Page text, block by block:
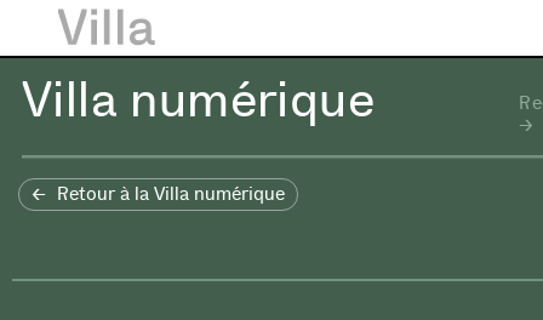
Villa numérique
Retour à la Villa numérique